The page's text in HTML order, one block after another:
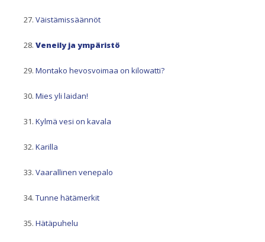
Väistämissäännöt
Veneily ja ympäristö
Montako hevosvoimaa on kilowatti?
Mies yli laidan!
Kylmä vesi on kavala
Karilla
Vaarallinen venepalo
Tunne hätämerkit
Hätäpuhelu